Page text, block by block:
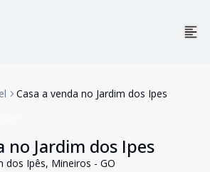
Casa a venda no Jardim dos Ipes
no Jardim dos Ipes
dos Ipês, Mineiros - GO